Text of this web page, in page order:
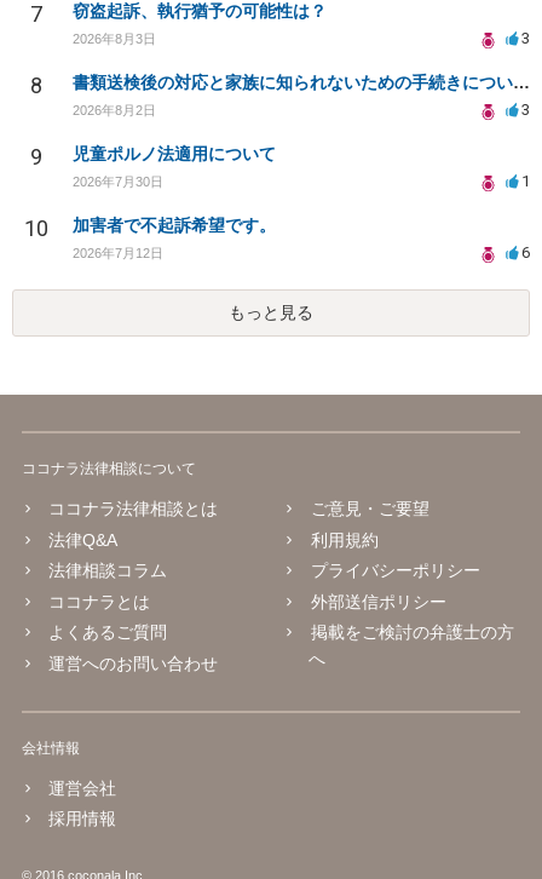
7 窃盗起訴、執行猶予の可能性は？
2026年8月3日 3
8 書類送検後の対応と家族に知られないための手続きについて相談
2026年8月2日 3
9 児童ポルノ法適用について
2026年7月30日 1
10 加害者で不起訴希望です。
2026年7月12日 6
もっと見る
ココナラ法律相談について
ココナラ法律相談とは
法律Q&A
法律相談コラム
ココナラとは
よくあるご質問
運営へのお問い合わせ
ご意見・ご要望
利用規約
プライバシーポリシー
外部送信ポリシー
掲載をご検討の弁護士の方
へ
会社情報
運営会社
採用情報
© 2016 coconala Inc.